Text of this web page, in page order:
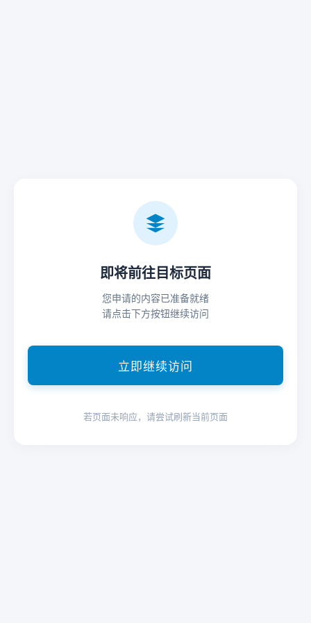
即将前往目标页面
您申请的内容已准备就绪
请点击下方按钮继续访问
立即继续访问
若页面未响应，请尝试刷新当前页面